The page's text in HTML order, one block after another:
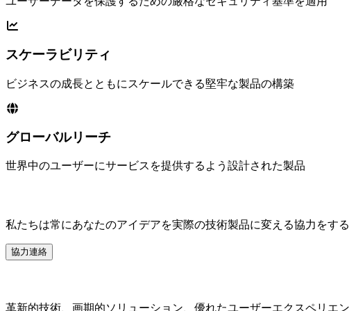
スケーラビリティ
ビジネスの成長とともにスケールできる堅牢な製品の構築
グローバルリーチ
世界中のユーザーにサービスを提供するよう設計された製品
私たちは常にあなたのアイデアを実際の技術製品に変える協力をす
協力連絡
革新的技術、画期的ソリューション、優れたユーザーエクスペリエ